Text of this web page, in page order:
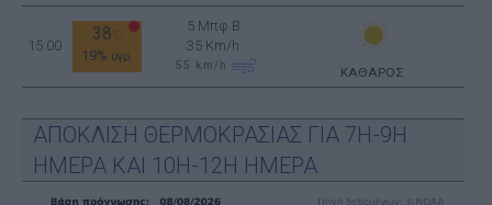
15:00
38
19% υγρ.
5 Μπφ B
35 Km/h
55 km/h ΚΑΘΑΡΟΣ
ΑΠΟΚΛΙΣΗ ΘΕΡΜΟΚΡΑΣΙΑΣ ΓΙΑ 7Η-9Η
ΗΜΕΡΑ ΚΑΙ 10Η-12Η ΗΜΕΡΑ